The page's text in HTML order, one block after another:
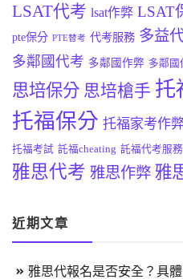
LSAT代考 lsat作弊 LSAT
pte保分 PTE替考 代考服務 多益
多鄰國代考 多鄰國作弊 多鄰國
思培保分 思培槍手 托
托福保分 托福家考作
托福考試 託福cheating 託福代考服務
雅思代考 雅思作弊 雅
近期文章
雅思代報名是否安全？具